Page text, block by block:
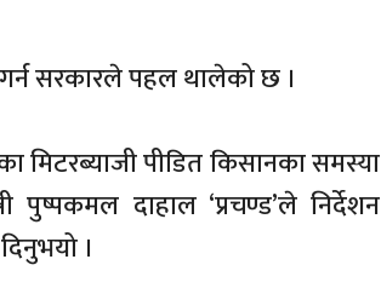
सरकारले पहल थालेको छ ।
मिटरब्याजी पीडित किसानका समस्या
पुष्पकमल दाहाल ‘प्रचण्ड’ले निर्देशन
।